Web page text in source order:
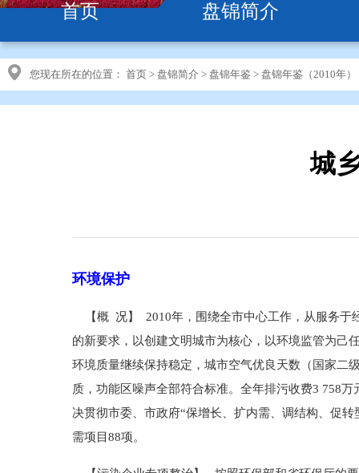
首页 盘锦简介
您现在所在的位置： 首页 > 盘锦简介 > 盘锦年鉴 > 盘锦年鉴（2010年）
城
环境保护
【概 况】 2010年，围绕全市中心工作，从服务于
的新要求，以创建文明城市为核心，以环境监管为己
环境质量继续保持稳定，城市空气优良天数（国家二
质，功能区噪声全部符合标准。全年排污收费3 758
决贯彻市委、市政府“保增长、扩内需、调结构、促
需项目88项。